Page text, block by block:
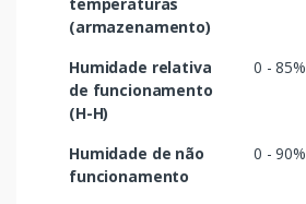
(armazenamento)
Humidade relativa
de funcionamento
(H-H)
0 - 85%
Humidade de não
funcionamento
0 - 90%